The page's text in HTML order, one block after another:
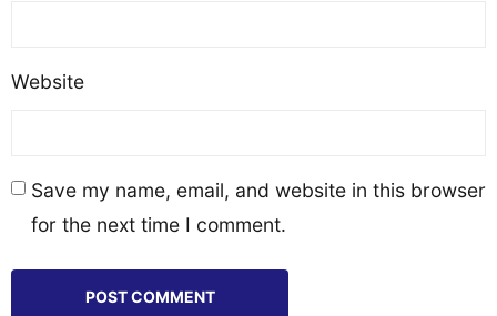
Website
Save my name, email, and website in this browser
for the next time I comment.